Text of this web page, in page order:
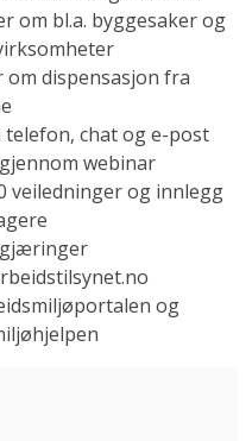
om bl.a. byggesaker og
om dispensasjon fra
telefon, chat og e-post
webinar
veiledninger og innlegg
og